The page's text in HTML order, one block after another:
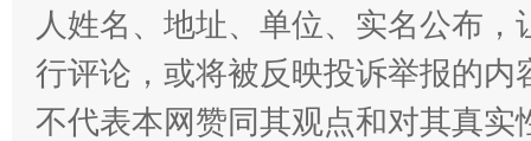
人姓名、地址、单位、实名公布
行评论，或将被反映投诉举报的
不代表本网赞同其观点和对其真实